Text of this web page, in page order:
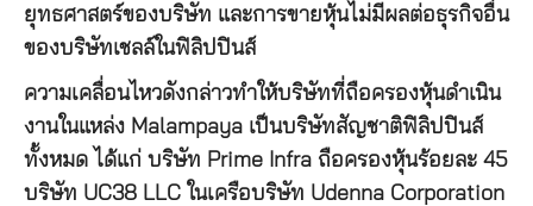
ยุทธศาสตร์ของบริษัท และการขายหุ้นไม่มีผลต่อธุรกิจอื่น
ของบริษัทเชลล์ในฟิลิปปินส์
ความเคลื่อนไหวดังกล่าวทำให้บริษัทที่ถือครองหุ้นดำเนิน
งานในแหล่ง Malampaya เป็นบริษัทสัญชาติฟิลิปปินส์
ทั้งหมด ได้แก่ บริษัท Prime Infra ถือครองหุ้นร้อยละ 45
บริษัท UC38 LLC ในเครือบริษัท Udenna Corporation